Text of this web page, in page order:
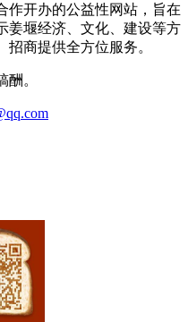
开办的公益性网站，旨在
姜堰经济、文化、建设等方
商提供全方位服务。
。